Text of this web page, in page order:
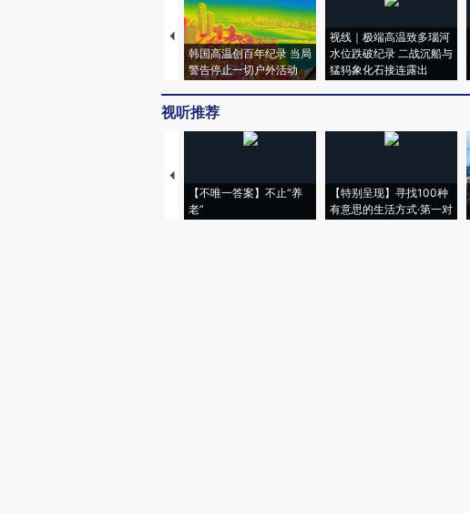
韩国高温创百年纪录 当局
警告停止一切户外活动
视线｜极端高温致多瑙河
水位跌破纪录 二战沉船与
猛犸象化石接连露出
视听推荐
【不唯一答案】不止“养
老”
【特别呈现】寻找100种
有意思的生活方式·第一对